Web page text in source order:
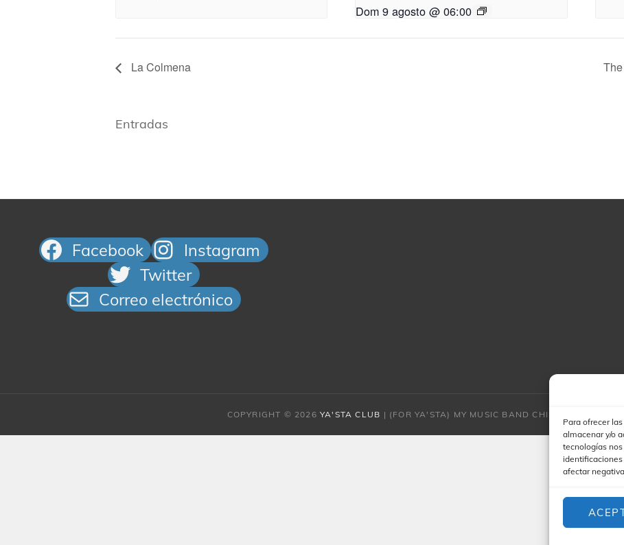
Para ofrecer
almacenar y/o
tecnologías
afectar
Dom 9 agosto @ 06:00
La Colmena
Entradas
Facebook
Instagram
Twitter
Correo electrónico
COPYRIGHT © 2026YA'STA CLUB | (FOR YA'STA) MY MUSIC BAND CHILD POR